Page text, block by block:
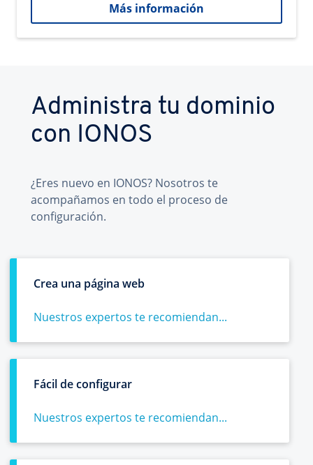
Más información
Administra tu dominio
con IONOS
¿Eres nuevo en IONOS? Nosotros te
acompañamos en todo el proceso de
configuración.
Crea una página web
Nuestros expertos te recomiendan...
Fácil de configurar
Nuestros expertos te recomiendan...